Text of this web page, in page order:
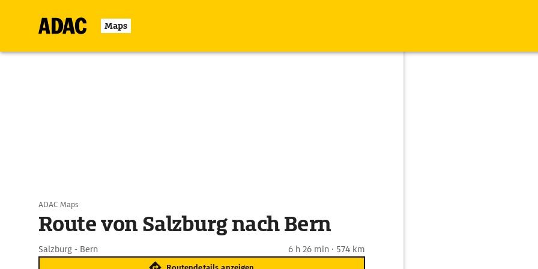
Maps
ADAC Maps
Route von Salzburg nach Bern
Salzburg - Bern 6 h 26 min · 574 km